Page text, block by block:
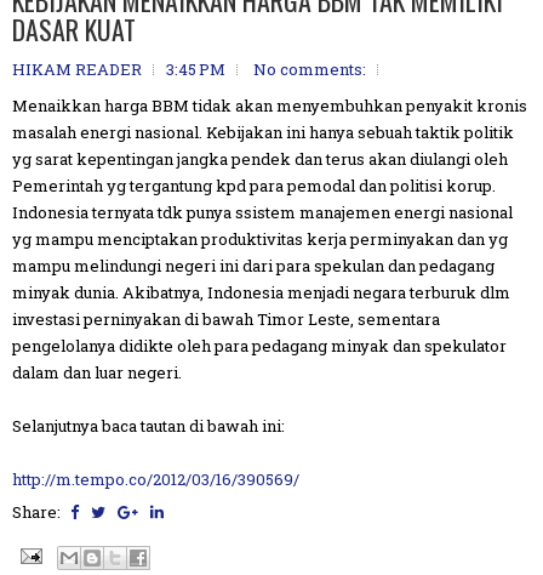
DASAR KUAT
HIKAM READER 3:45 PM
No comments:
Menaikkan harga BBM tidak akan menyembuhkan penyakit kronis
masalah energi nasional. Kebijakan ini hanya sebuah taktik politik
yg sarat kepentingan jangka pendek dan terus akan diulangi oleh
Pemerintah yg tergantung kpd para pemodal dan politisi korup.
Indonesia ternyata tdk punya ssistem manajemen energi nasional
yg mampu menciptakan produktivitas kerja perminyakan dan yg
mampu melindungi negeri ini dari para spekulan dan pedagang
minyak dunia. Akibatnya, Indonesia menjadi negara terburuk dlm
investasi perninyakan di bawah Timor Leste, sementara
pengelolanya didikte oleh para pedagang minyak dan spekulator
dalam dan luar negeri.
Selanjutnya baca tautan di bawah ini:
http://m.tempo.co/2012/03/16/390569/
Share: